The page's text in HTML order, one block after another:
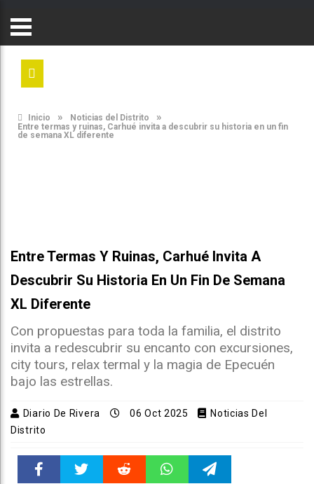
Inicio » Noticias del Distrito »
Entre termas y ruinas, Carhué invita a descubrir su historia en un fin
de semana XL diferente
Entre Termas Y Ruinas, Carhué Invita A
Descubrir Su Historia En Un Fin De Semana
XL Diferente
Con propuestas para toda la familia, el distrito
invita a redescubrir su encanto con excursiones,
city tours, relax termal y la magia de Epecuén
bajo las estrellas.
Diario De Rivera 06 Oct 2025
Noticias Del
Distrito